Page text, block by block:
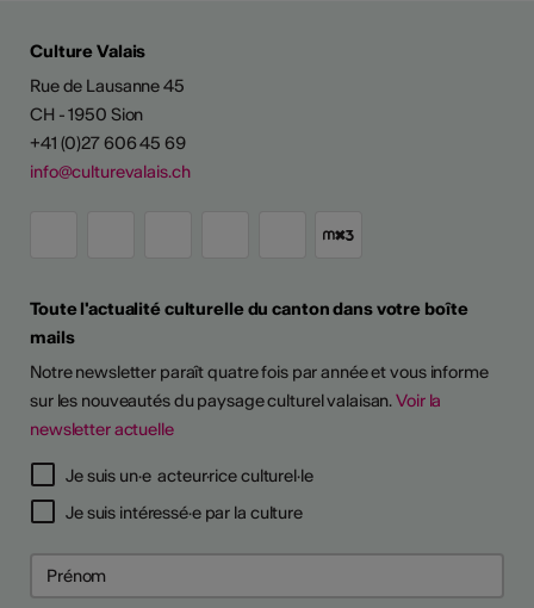
Culture Valais
Rue de Lausanne 45
CH - 1950 Sion
+41 (0)27 606 45 69
info@culturevalais.ch
Toute l'actualité culturelle du canton dans votre boîte
mails
Notre newsletter paraît quatre fois par année et vous informe
sur les nouveautés du paysage culturel valaisan.Voir la
newsletter actuelle
Je suis un·e acteur·rice culturel·le
Je suis intéressé·e par la culture